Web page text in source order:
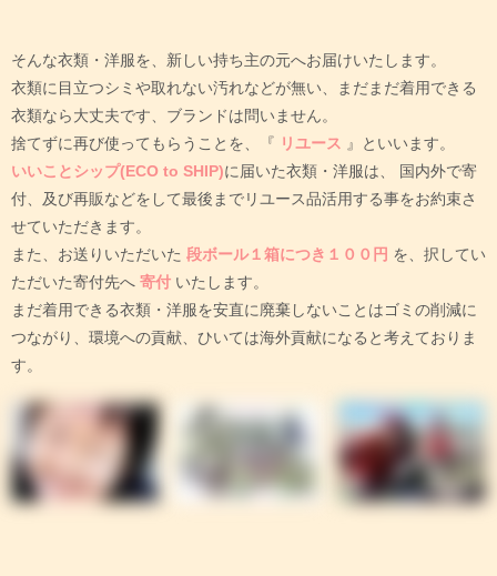
そんな衣類・洋服を、新しい持ち主の元へお届けいたします。
衣類に目立つシミや取れない汚れなどが無い、まだまだ着用できる
衣類なら大丈夫です、ブランドは問いません。
捨てずに再び使ってもらうことを、『
リユース 』といいます。
いいことシップ(ECO to SHIP)に届いた衣類・洋服は、
国内外で寄
付、及び再販などをして最後までリユース品活用する事をお約束さ
せていただきます。
また、お送りいただいた 段ボール１箱につき１００円 を、択してい
ただいた寄付先へ 寄付 いたします。
まだ着用できる衣類・洋服を安直に廃棄しないことはゴミの削減に
つながり、環境への貢献、ひいては海外貢献になると考えておりま
す。